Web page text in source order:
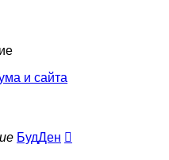
и сайта
БудДен